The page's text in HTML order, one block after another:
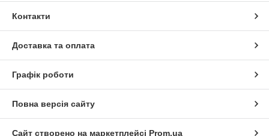
Контакти
Доставка та оплата
Графік роботи
Повна версія сайту
Сайт створено на маркетплейсі Prom.ua